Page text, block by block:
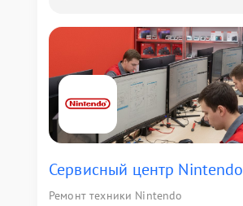
Сервисный центр Nintendo
Ремонт техники Nintendo